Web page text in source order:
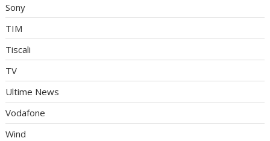
Sony
TIM
Tiscali
TV
Ultime News
Vodafone
Wind